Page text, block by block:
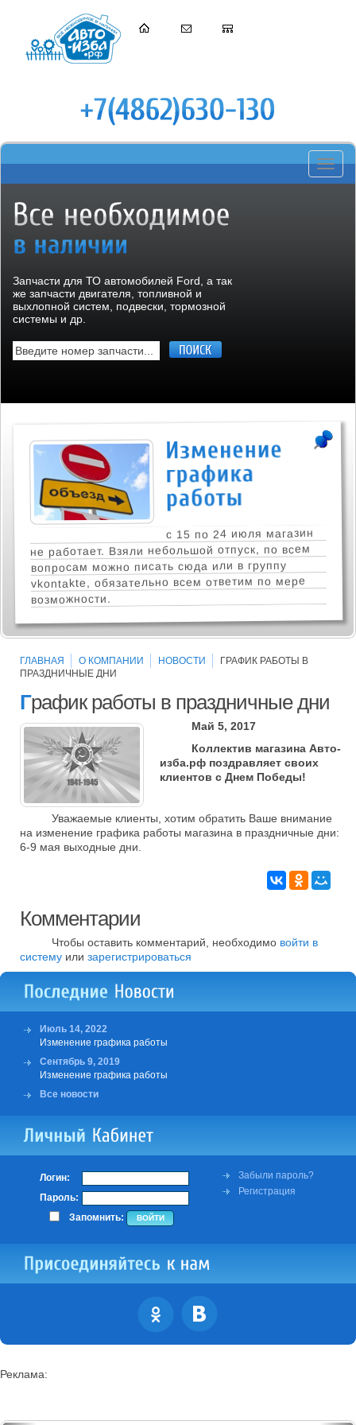
Toggle
Запчасти для ТО автомобилей Ford, а так
же запчасти двигателя, топливной и
выхлопной систем, подвески, тормозной
системы и др.
с 15 по 24 июля магазин
не работает. Взяли небольшой отпуск, по всем
вопросам можно писать сюда или в группу
vkontakte, обязательно всем ответим по мере
возможности.
ГЛАВНАЯ О КОМПАНИИ НОВОСТИ
ГРАФИК РАБОТЫ В
ПРАЗДНИЧНЫЕ ДНИ
График работы в праздничные дни
Май 5, 2017
Коллектив магазина Авто-
изба.рф поздравляет своих
клиентов с Днем Победы!
Уважаемые клиенты, хотим обратить Ваше внимание
на изменение графика работы магазина в праздничные дни:
6-9 мая выходные дни.
Комментарии
Чтобы оставить комментарий, необходимо войти в
систему или зарегистрироваться
Июль 14, 2022
Изменение графика работы
Сентябрь 9, 2019
Изменение графика работы
Все новости
Логин:
Пароль:
Запомнить:
Забыли пароль?
Регистрация
Реклама: